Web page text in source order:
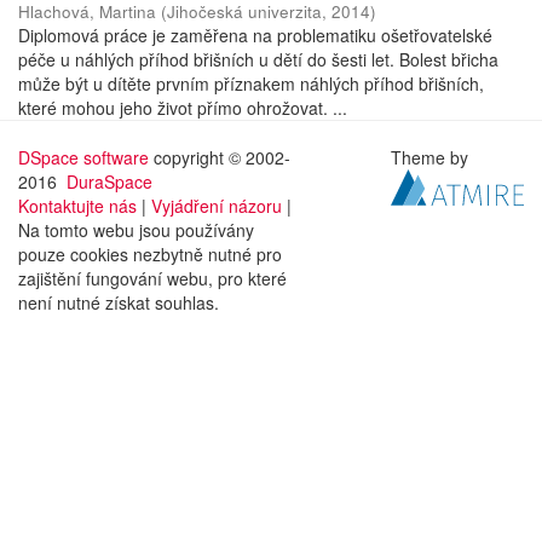
Hlachová, Martina (Jihočeská univerzita, 2014)
Diplomová práce je zaměřena na problematiku ošetřovatelské
péče u náhlých příhod břišních u dětí do šesti let. Bolest břicha
může být u dítěte prvním příznakem náhlých příhod břišních,
které mohou jeho život přímo ohrožovat. ...
DSpace software copyright © 2002-
2016 DuraSpace
Kontaktujte nás | Vyjádření názoru |
Na tomto webu jsou používány
pouze cookies nezbytně nutné pro
zajištění fungování webu, pro které
není nutné získat souhlas.
Theme by